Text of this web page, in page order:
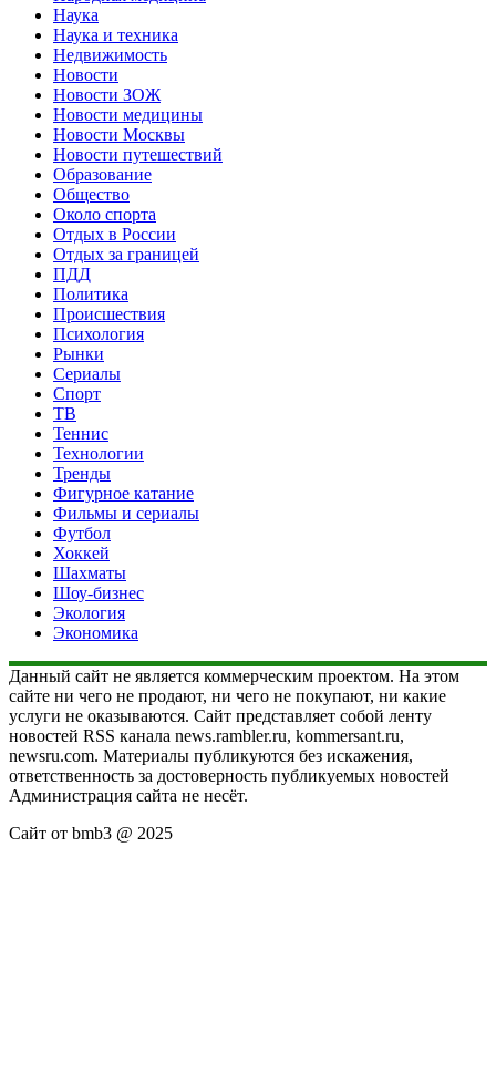
Наука
Наука и техника
Недвижимость
Новости
Новости ЗОЖ
Новости медицины
Новости Москвы
Новости путешествий
Образование
Общество
Около спорта
Отдых в России
Отдых за границей
ПДД
Политика
Происшествия
Психология
Рынки
Сериалы
Спорт
ТВ
Теннис
Технологии
Тренды
Фигурное катание
Фильмы и сериалы
Футбол
Хоккей
Шахматы
Шоу-бизнес
Экология
Экономика
Данный сайт не является коммерческим проектом. На этом
сайте ни чего не продают, ни чего не покупают, ни какие
услуги не оказываются. Сайт представляет собой ленту
новостей RSS канала news.rambler.ru, kommersant.ru,
newsru.com. Материалы публикуются без искажения,
ответственность за достоверность публикуемых новостей
Администрация сайта не несёт.
Сайт от bmb3 @ 2025